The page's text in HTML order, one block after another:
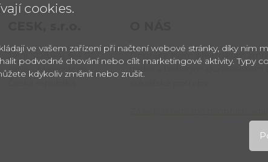
Jarní 1058/44i, 614 00
Brno - Maloměřice
Dopřejte svým zákazníkům
tradici a bohatým
cookies.
ve vašem zařízení při načtení webové stránky, díky
podvodné chování nebo cílit marketingové aktivity. Typy
kdykoliv změnit nebo zrušit.